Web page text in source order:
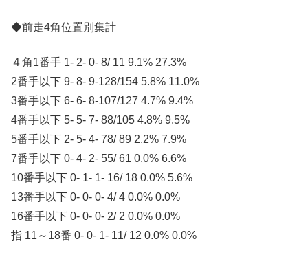
◆前走4角位置別集計
４角1番手 1- 2- 0- 8/ 11 9.1% 27.3%
2番手以下 9- 8- 9-128/154 5.8% 11.0%
3番手以下 6- 6- 8-107/127 4.7% 9.4%
4番手以下 5- 5- 7- 88/105 4.8% 9.5%
5番手以下 2- 5- 4- 78/ 89 2.2% 7.9%
7番手以下 0- 4- 2- 55/ 61 0.0% 6.6%
10番手以下 0- 1- 1- 16/ 18 0.0% 5.6%
13番手以下 0- 0- 0- 4/ 4 0.0% 0.0%
16番手以下 0- 0- 0- 2/ 2 0.0% 0.0%
指 11～18番 0- 0- 1- 11/ 12 0.0% 0.0%